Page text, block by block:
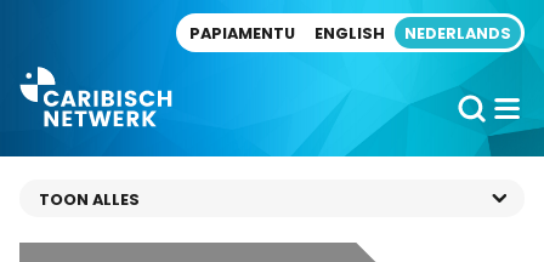
PAPIAMENTU ENGLISH NEDERLANDS